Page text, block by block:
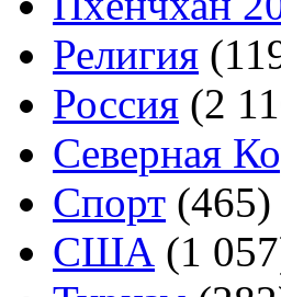
Религия
Россия (2
Северная
Спорт (465)
США (1